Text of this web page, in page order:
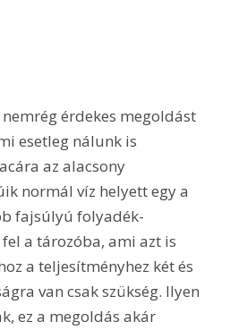
érdekes megoldást
esetleg nálunk is
az alacsony
normál víz helyett egy a
fajsúlyú folyadék-
a tározóba, ami azt is
a teljesítményhez két és
van csak szükség. Ilyen
ez a megoldás akár